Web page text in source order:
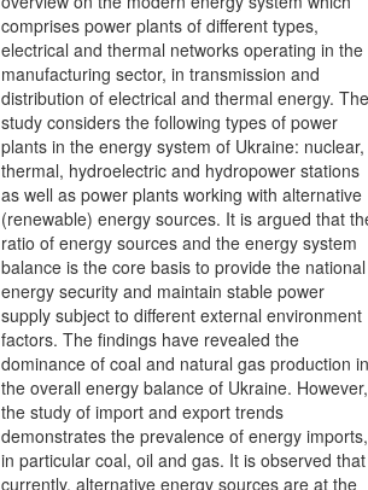
comprises power plants of different types,
electrical and thermal networks operating in the
manufacturing sector, in transmission and
distribution of electrical and thermal energy. The
study considers the following types of power
plants in the energy system of Ukraine: nuclear,
thermal, hydroelectric and hydropower stations
as well as power plants working with alternative
(renewable) energy sources. It is argued that
ratio of energy sources and the energy system
balance is the core basis to provide the national
energy security and maintain stable power
supply subject to different external environment
factors. The findings have revealed the
dominance of coal and natural gas production in
the overall energy balance of Ukraine. However,
the study of import and export trends
demonstrates the prevalence of energy imports,
in particular coal, oil and gas. It is observed that
currently, alternative energy sources are at the